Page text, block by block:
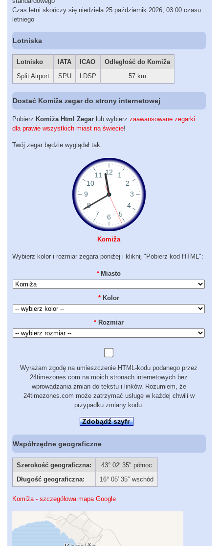
Czas letni skończy się niedziela 25 październik 2026, 03:00 czasu
letniego
Lotniska
Lotnisko IATA ICAO
Odległość do Komiža
Split Airport
SPU LDSP 57 km
Dostać Komiža zegar do strony internetowej
Pobierz Komiža Html Zegar lub wybierz zaawansowane zegarki
dla prawie wszystkich miast na świecie!
Twój zegar będzie wyglądał tak:
Komiža
Wybierz kolor i rozmiar zegara poniżej i kliknij "Pobierz kod HTML":
* Miasto
* Kolor
* Rozmiar
Wyrażam zgodę na umieszczenie HTML-kodu podanego przez
24timezones.com na moich stronach internetowych bez
wprowadzania zmian do tekstu i linków. Rozumiem, że
24timezones.com może zatrzymać usługę w każdej chwili w
przypadku zmiany kodu.
Zdobądź szyfr
Współrzędne geograficzne
Szerokość geograficzna:
43° 02′ 35″ północ
Długość geograficzna:
16° 05′ 35″ wschód
Komiža - szczegółowa mapa Google